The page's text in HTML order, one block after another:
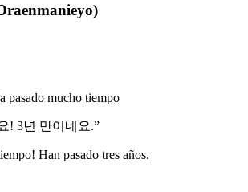
pasado mucho tiempo
! 3년 만이네요.”
Han pasado tres años.